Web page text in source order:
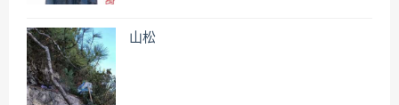
山松